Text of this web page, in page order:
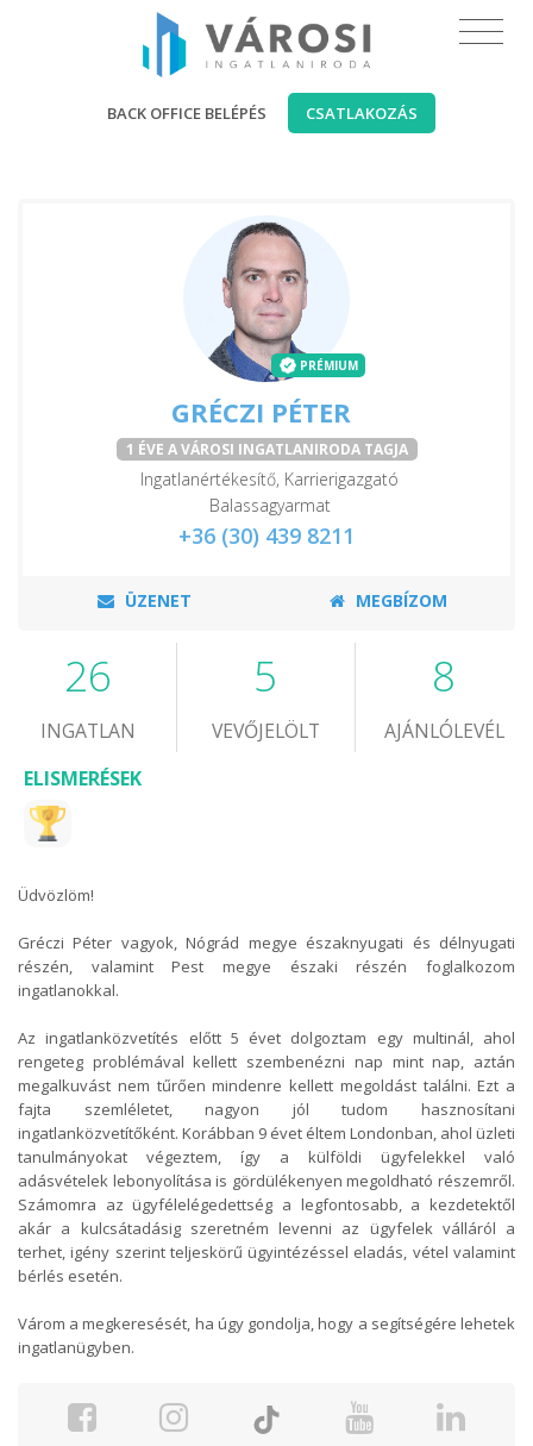
BACK OFFICE BELÉPÉS CSATLAKOZÁS
PRÉMIUM
GRÉCZI PÉTER
1 ÉVE A VÁROSI INGATLANIRODA TAGJA
Ingatlanértékesítő, Karrierigazgató
Balassagyarmat
+36 (30) 439 8211
ÜZENET MEGBÍZOM
26
INGATLAN
5
VEVŐJELÖLT
8
AJÁNLÓLEVÉL
ELISMERÉSEK
Üdvözlöm!
Gréczi Péter vagyok, Nógrád megye északnyugati és délnyugati
részén, valamint Pest megye északi részén foglalkozom
ingatlanokkal.
Az ingatlanközvetítés előtt 5 évet dolgoztam egy multinál, ahol
rengeteg problémával kellett szembenézni nap mint nap, aztán
megalkuvást nem tűrően mindenre kellett megoldást találni. Ezt a
fajta szemléletet, nagyon jól tudom hasznosítani
ingatlanközvetítőként. Korábban 9 évet éltem Londonban, ahol üzleti
tanulmányokat végeztem, így a külföldi ügyfelekkel való
adásvételek lebonyolítása is gördülékenyen megoldható részemről.
Számomra az ügyfélelégedettség a legfontosabb, a kezdetektől
akár a kulcsátadásig szeretném levenni az ügyfelek válláról a
terhet, igény szerint teljeskörű ügyintézéssel eladás, vétel valamint
bérlés esetén.
Várom a megkeresését, ha úgy gondolja, hogy a segítségére lehetek
ingatlanügyben.